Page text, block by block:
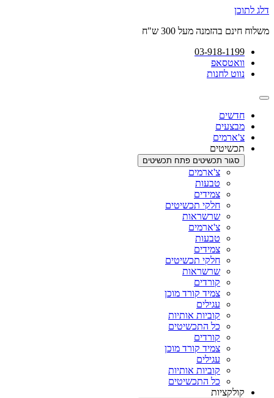
דלג לתוכן
משלוח חינם בהזמנה מעל 300 ש"ח
03-918-1199
וואטסאפ
נווט לחנות
חדשים
מבצעים
צ'ארמים
תכשיטים
סגור תכשיטים פתח תכשיטים
צ'ארמים
טבעות
צמידים
חלקי תכשיטים
שרשראות
צ'ארמים
טבעות
צמידים
חלקי תכשיטים
שרשראות
קורדים
צמיד קורד מוכן
עגילים
קוביות אותיות
כל התכשיטים
קורדים
צמיד קורד מוכן
עגילים
קוביות אותיות
כל התכשיטים
קולקציות